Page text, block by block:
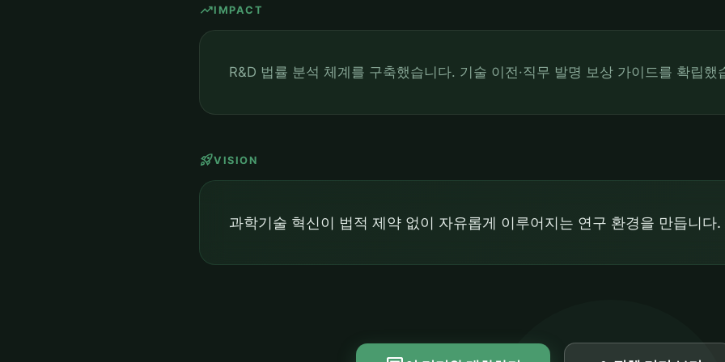
trending_upIMPACT
R&D 법률 분석 체계를 구축했습니다. 기술 이전·직무 발명 보상 가이드를 확립했
rocket_launchVISION
과학기술 혁신이 법적 제약 없이 자유롭게 이루어지는 연구 환경을 만듭니다.